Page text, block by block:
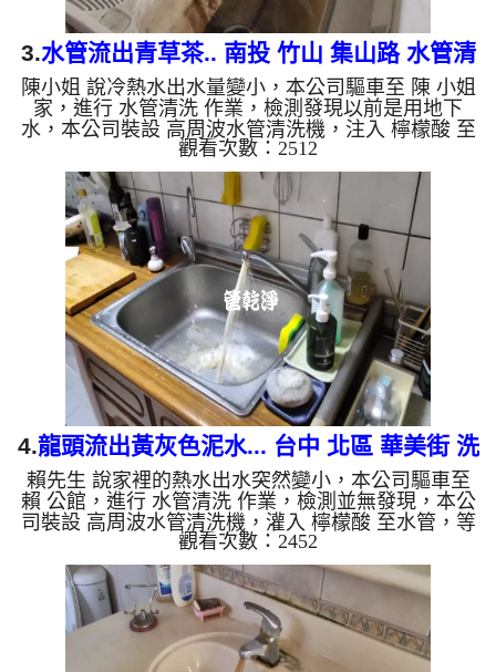
3.水管流出青草茶.. 南投 竹山 集山路 水管清
洗
陳小姐 說冷熱水出水量變小，本公司驅車至 陳 小姐
家，進行 水管清洗 作業，檢測發現以前是用地下
水，本公司裝設 高周波水管清洗機，注入 檸檬酸 至
水管，等了約15分，開啟 水管清洗機 ，啟動 螺旋
波 模式，一洗水管就流出黑色髒水，看起來就像是
青草茶，源源不絕，三個多小時後，出水量恢復正常
了。 如是自來水，如水管老化，會產生鐵鏽跟泥沙
堆積，洗出來的水就會是咖啡色，地下水含有氧化
錳，管壁上會結成黑色管垢，洗出來的水會跟石油一
樣黑，有些洗出綠色的水，是因為裡面有銅的物質，
生鏽產生銅綠，如是藍色...
觀看次數：2512
4.龍頭流出黃灰色泥水... 台中 北區 華美街 洗
水管
賴先生 說家裡的熱水出水突然變小，本公司驅車至
賴 公館，進行 水管清洗 作業，檢測並無發現，本公
司裝設 高周波水管清洗機，灌入 檸檬酸 至水管，等
了約15分，開啟 水管清洗機 ，啟動 螺旋波 模式，一
開始流出黃灰色髒水，越洗就越誇張，兩個多小時
後，熱水出水量恢復正常了。 如是自來水，如水管
老化，會產生鐵鏽跟泥沙堆積，洗出來的水就會是咖
啡色，地下水含有氧化錳，管壁上會結成黑色管垢，
洗出來的水會跟石油一樣黑，有些洗出綠色的水，是
觀看次數：2452